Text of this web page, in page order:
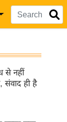
से नहीं
संवाद ही है